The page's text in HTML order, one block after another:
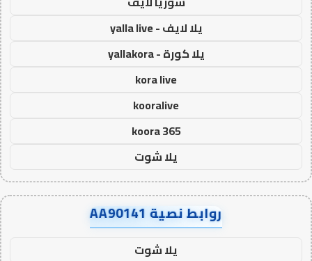
يلا لايف - yalla live
يلا كورة - yallakora
kora live
kooralive
koora 365
يلا شوت
روابط نصية AA90141
يلا شوت